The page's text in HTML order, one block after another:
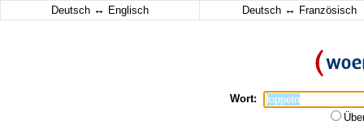
Deutsch ↔ Englisch Deutsch ↔ Französisch
Wort: